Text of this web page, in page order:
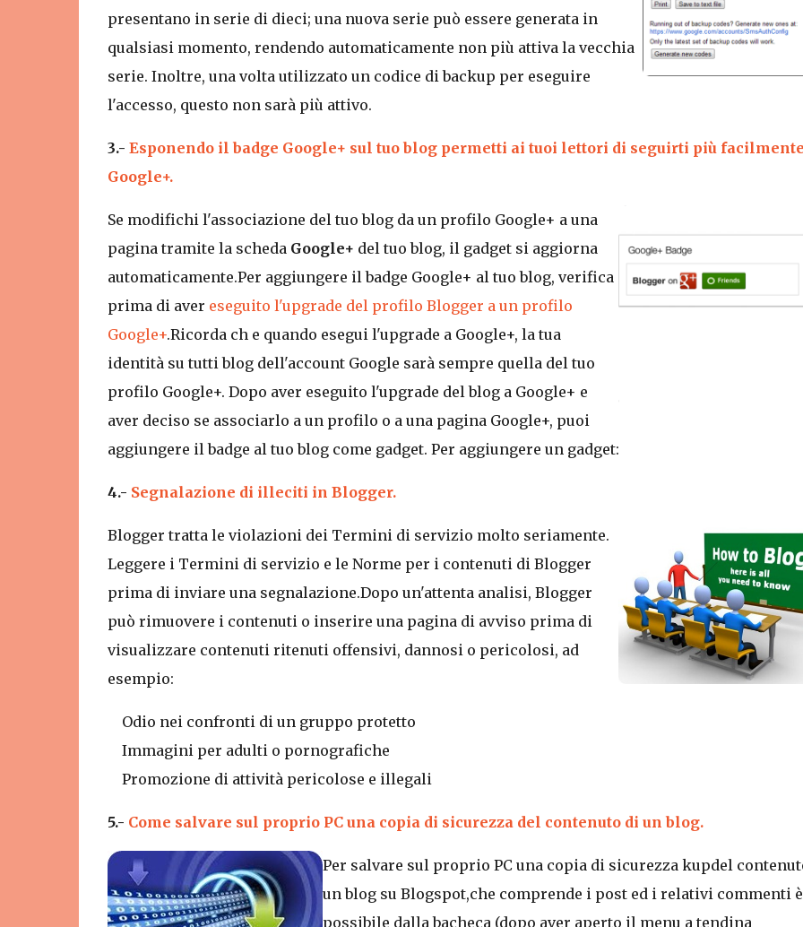
presentano in serie di dieci; una nuova serie può essere generata in
qualsiasi momento, rendendo automaticamente non più attiva la vecchia
serie. Inoltre, una volta utilizzato un codice di backup per eseguire
l'accesso, questo non sarà più attivo.
3.- Esponendo il badge Google+ sul tuo blog permetti ai tuoi lettori di seguirti più
Google+.
Se modifichi l'associazione del tuo blog da un profilo Google+ a una
pagina tramite la scheda Google+ del tuo blog, il gadget si aggiorna
automaticamente.Per aggiungere il badge Google+ al tuo blog, verifica
prima di aver eseguito l'upgrade del profilo Blogger a un profilo
Google+.Ricorda ch e quando esegui l'upgrade a Google+, la tua
identità su tutti blog dell'account Google sarà sempre quella del tuo
profilo Google+. Dopo aver eseguito l'upgrade del blog a Google+ e
aver deciso se associarlo a un profilo o a una pagina Google+, puoi
aggiungere il badge al tuo blog come gadget. Per aggiungere un gadget:
4.- Segnalazione di illeciti in Blogger.
Blogger tratta le violazioni dei Termini di servizio molto seriamente.
Leggere i Termini di servizio e le Norme per i contenuti di Blogger
prima di inviare una segnalazione.Dopo un'attenta analisi, Blogger
può rimuovere i contenuti o inserire una pagina di avviso prima di
visualizzare contenuti ritenuti offensivi, dannosi o pericolosi, ad
esempio:
Odio nei confronti di un gruppo protetto
Immagini per adulti o pornografiche
Promozione di attività pericolose e illegali
5.- Come salvare sul proprio PC una copia di sicurezza del contenuto di un blog.
Per salvare sul proprio PC una copia di sicurezza kupdel
un blog su Blogspot,che comprende i post ed i relativi commenti è
possibile dalla bacheca (dopo aver aperto il menu a tendina